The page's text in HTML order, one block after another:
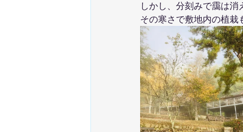
しかし、分刻みで靄は消
その寒さで敷地内の植栽